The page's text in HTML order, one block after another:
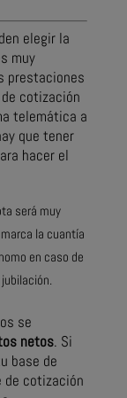
elegir la
muy
prestaciones
cotización
telemática a
que tener
hacer el
será muy
la cuantía
en caso de
se
netos. Si
base de
cotización